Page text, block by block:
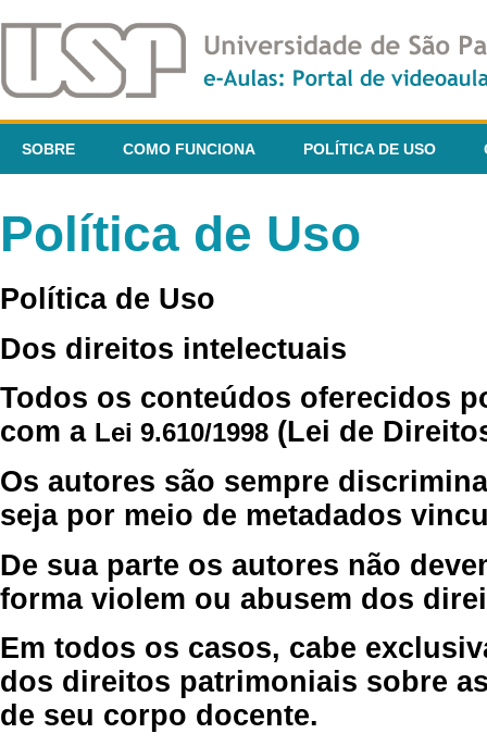
SOBRE COMO FUNCIONA POLÍTICA DE USO
Política de Uso
Política de Uso
Dos direitos intelectuais
Todos os conteúdos oferecidos
com a Lei 9.610/1998 (Lei de
Os autores são sempre
seja por meio de metadados
De sua parte os autores não
forma violem ou abusem dos
Em todos os casos, cabe
dos direitos patrimoniais sobre
de seu corpo docente.